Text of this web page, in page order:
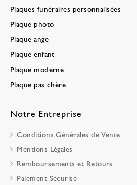
Plaques funéraires personnalisées
Plaque photo
Plaque ange
Plaque enfant
Plaque moderne
Plaque pas chère
Notre Entreprise
Conditions Générales de Vente
Mentions Légales
Remboursements et Retours
Paiement Sécurisé